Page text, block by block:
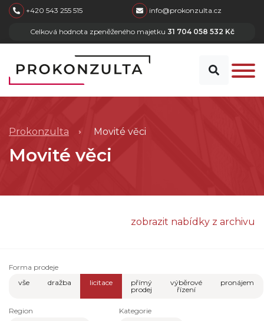
skip to main content
+420 543 255 515 info@prokonzulta.cz
Celková hodnota zpeněženého majetku 31 704 058 532 Kč
Prokonzulta Movité věci
Movité věci
zobrazit nabídky z archivu
Forma prodeje
vše
dražba licitace
přímý
prodej
výběrové
řízení
pronájem
Region
Kategorie